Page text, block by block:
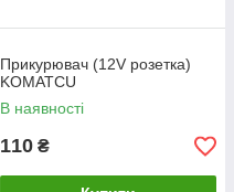
Прикурювач (12V розетка)
KOMATCU
В наявності
110 ₴